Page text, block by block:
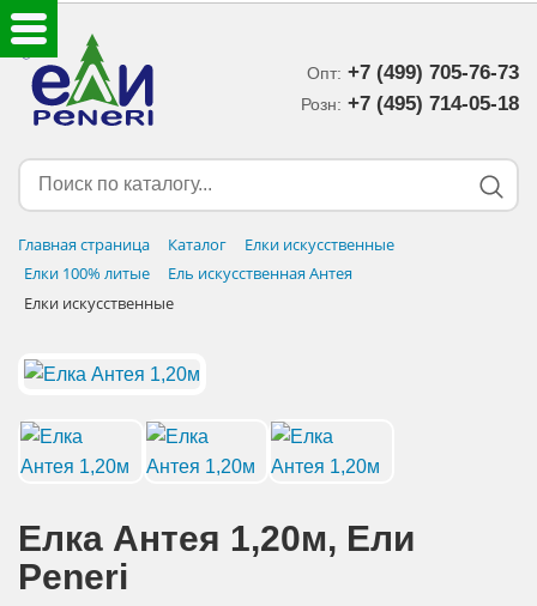
Опт: +7 (499) 705-76-73
Розн: +7 (495) 714-05-18‬
Главная страница Каталог
Елки искусственные
Елки 100% литые
Ель искусственная Антея
Елки искусственные
Елка Антея 1,20м, Eли
Peneri
ЕЛКИ ИСКУССТВЕННЫЕ
ЕЛОЧНЫЕ УКРАШЕНИЯ
НОВОГОДНИЙ ДЕКОР
ДОСТАВКА
АКЦИИ И ПОДАРКИ